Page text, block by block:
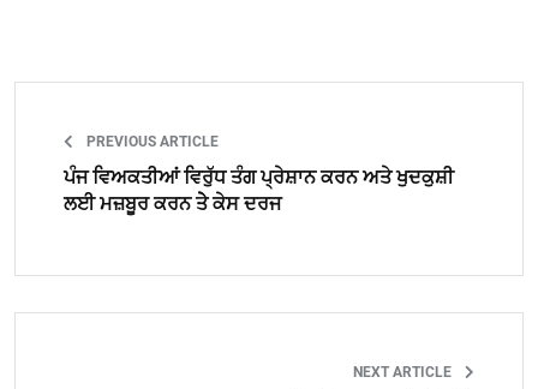
PREVIOUS ARTICLE
ਪੰਜ ਵਿਅਕਤੀਆਂ ਵਿਰੁੱਧ ਤੰਗ ਪ੍ਰੇਸ਼ਾਨ ਕਰਨ ਅਤੇ ਖੁਦਕੁਸ਼ੀ
ਲਈ ਮਜ਼ਬੂਰ ਕਰਨ ਤੇੇ ਕੇਸ ਦਰਜ
NEXT ARTICLE